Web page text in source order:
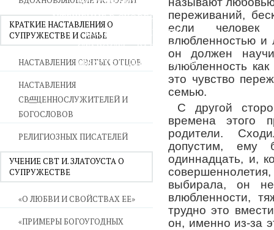
ВОСПИТАНИЕ
УТЕШЕНИЕ В СКОРБЯХ
УТОЛИ МОИ ПЕЧАЛИ
СТАРОСТЬ - РАДОСТЬ
СМЕРТЬ ПОМИНОВЕНИЕ
КРАТКИЕ НАСТАВЛЕНИЯ О
СУПРУЖЕСТВЕ И СЕМЬЕ
НАСТАВЛЕНИЯ СВЯТЫХ ОТЦОВ
НАСТАВЛЕНИЯ
СВЯЩЕННОСЛУЖИТЕЛЕЙ И
БОГОСЛОВОВ
РЕЛИГИОЗНЫХ ПИСАТЕЛЕЙ
УЧЕНИЕ СВТ И. ЗЛАТОУСТА О
СУПРУЖЕСТВЕ
«О ЛЮБВИ И СВОЙСТВАХ ЕЕ»
«ПРИМЕРЫ БОГОУГОДНЫХ
переживаний,
если человек
влюбленностью и
он должен
влюбленность
это чувство
семью.
С другой
времена этого
родители.
допустим, ему
одиннадцать, и,
выбирала, он
влюбленности,
трудно это
он, именно из-за